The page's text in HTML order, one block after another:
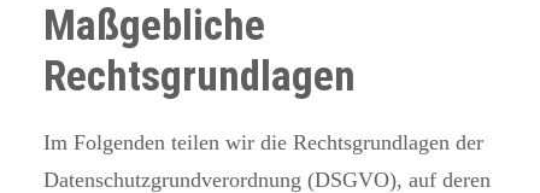
Maßgebliche
Rechtsgrundlagen
Im Folgenden teilen wir die Rechtsgrundlagen der
Datenschutzgrundverordnung (DSGVO), auf deren